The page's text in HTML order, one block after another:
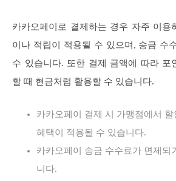
카카오페이로 결제하는 경우 자주 이용
이나 적립이 적용될 수 있으며, 송금 수
수 있습니다. 또한 결제 금액에 따라 포
할 때 현금처럼 활용할 수 있습니다.
카카오페이 결제 시 가맹점에서
혜택이 적용될 수 있습니다.
카카오페이 송금 수수료가 면제되
니다.